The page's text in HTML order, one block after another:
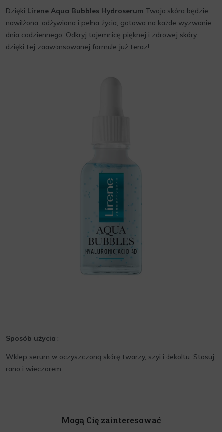
Dzięki Lirene Aqua Bubbles Hydroserum Twoja skóra będzie
nawilżona, odżywiona i pełna życia, gotowa na każde wyzwanie
dnia codziennego. Odkryj tajemnicę pięknej i zdrowej skóry
dzięki tej zaawansowanej formule już teraz!
Sposób użycia :
Wklep serum w oczyszczoną skórę twarzy, szyi i dekoltu. Stosuj
rano i wieczorem.
Mogą Cię zainteresować